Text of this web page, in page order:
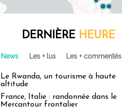
DERNIÈRE HEURE
News Les + lus Les + commentés
Le Rwanda, un tourisme à haute
altitude
France, Italie : randonnée dans le
Mercantour frontalier